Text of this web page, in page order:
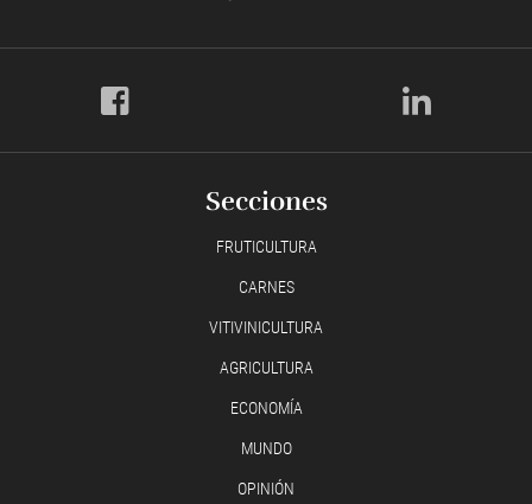
Secciones
FRUTICULTURA
CARNES
VITIVINICULTURA
AGRICULTURA
ECONOMÍA
MUNDO
OPINIÓN